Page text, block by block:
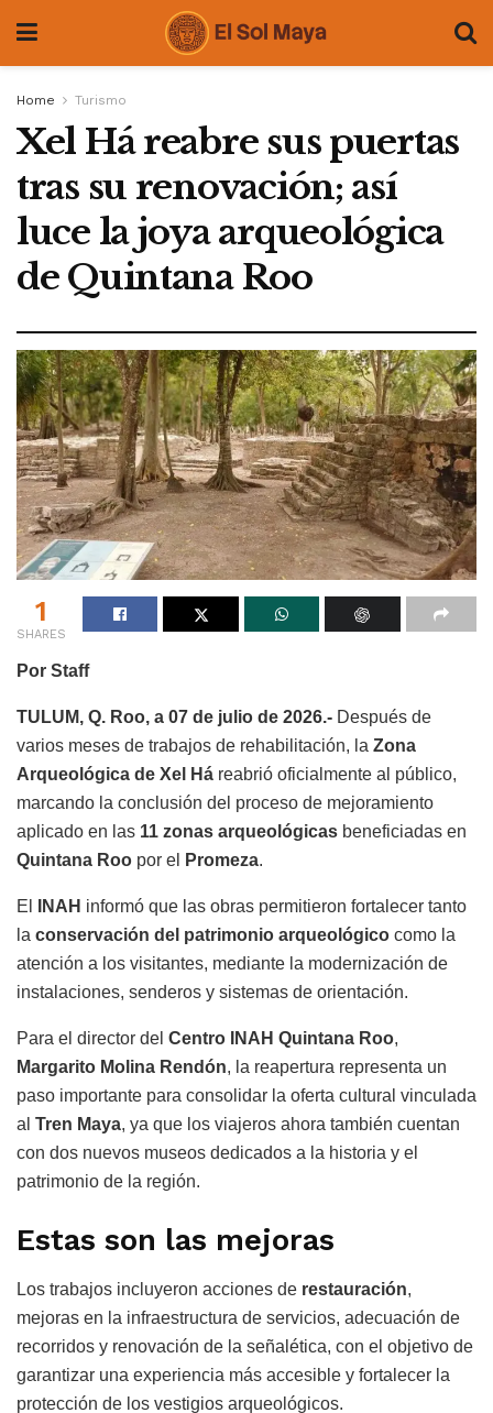
Home Turismo
Xel Há reabre sus puertas
tras su renovación; así
luce la joya arqueológica
de Quintana Roo
1
SHARES
Por Staff
TULUM, Q. Roo, a 07 de julio de 2026.- Después de
varios meses de trabajos de rehabilitación, la Zona
Arqueológica de Xel Há reabrió oficialmente al público,
marcando la conclusión del proceso de mejoramiento
aplicado en las 11 zonas arqueológicas beneficiadas en
Quintana Roo por el Promeza.
El INAH informó que las obras permitieron fortalecer tanto
la conservación del patrimonio arqueológico como la
atención a los visitantes, mediante la modernización de
instalaciones, senderos y sistemas de orientación.
Para el director del Centro INAH Quintana Roo,
Margarito Molina Rendón, la reapertura representa un
paso importante para consolidar la oferta cultural vinculada
al Tren Maya, ya que los viajeros ahora también cuentan
con dos nuevos museos dedicados a la historia y el
patrimonio de la región.
Estas son las mejoras
Los trabajos incluyeron acciones de restauración,
mejoras en la infraestructura de servicios, adecuación de
recorridos y renovación de la señalética, con el objetivo de
garantizar una experiencia más accesible y fortalecer la
protección de los vestigios arqueológicos.